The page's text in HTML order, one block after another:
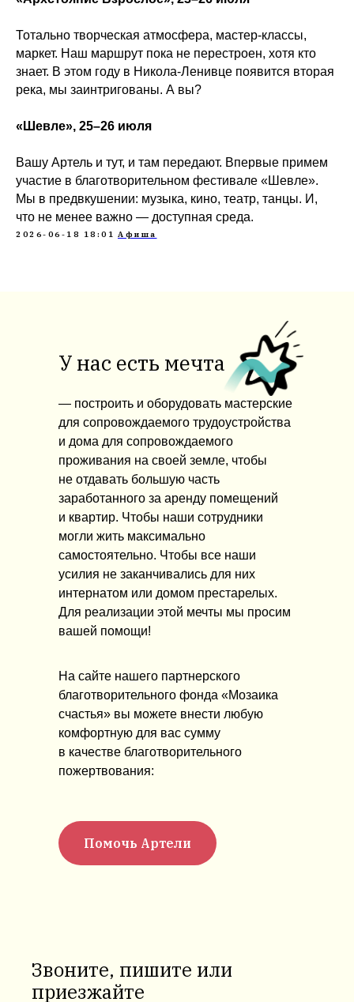
Тотально творческая атмосфера, мастер-классы,
маркет. Наш маршрут пока не перестроен, хотя кто
знает. В этом году в Никола-Ленивце появится вторая
река, мы заинтригованы. А вы?
«Шевле», 25–26 июля
Вашу Артель и тут, и там передают. Впервые примем
участие в благотворительном фестивале «Шевле».
Мы в предвкушении: музыка, кино, театр, танцы. И,
что не менее важно — доступная среда.
2026-06-18 18:01 Афиша
У нас есть мечта
— построить и оборудовать мастерские
для сопровождаемого трудоустройства
и дома для сопровождаемого
проживания на своей земле, чтобы
не отдавать большую часть
заработанного за аренду помещений
и квартир. Чтобы наши сотрудники
могли жить максимально
самостоятельно. Чтобы все наши
усилия не заканчивались для них
интернатом или домом престарелых.
Для реализации этой мечты мы просим
вашей помощи!
На сайте нашего партнерского
благотворительного фонда «Мозаика
счастья» вы можете внести любую
комфортную для вас сумму
в качестве благотворительного
пожертвования:
Помочь Артели
Звоните, пишите или
приезжайте